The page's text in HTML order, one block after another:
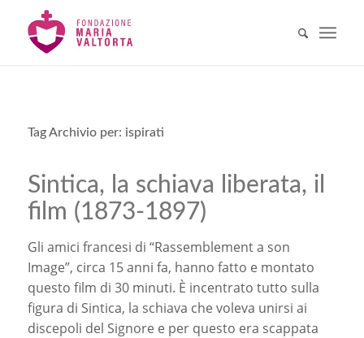
Tag Archivio per: ispirati
Sintica, la schiava liberata, il
film (1873-1897)
Gli amici francesi di “Rassemblement a son
Image”, circa 15 anni fa, hanno fatto e montato
questo film di 30 minuti. È incentrato tutto sulla
figura di Sintica, la schiava che voleva unirsi ai
discepoli del Signore e per questo era scappata